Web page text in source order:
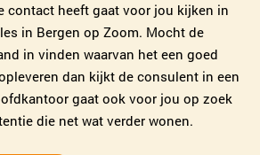
contact heeft gaat voor jou kijken in
in Bergen op Zoom. Mocht de
in vinden waarvan het een goed
dan kijkt de consulent in een
gaat ook voor jou op zoek
die net wat verder wonen.
Leslie de Jong
Alkmaar
072-7202218| email
Plan kennismaking